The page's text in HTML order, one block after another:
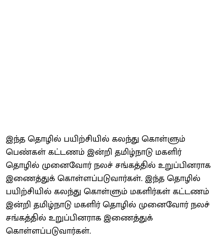
இந்த தொழில் பயிற்சியில் கலந்து கொள்ளும்
பெண்கள் கட்டணம் இன்றி தமிழ்நாடு மகளிர்
தொழில் முனைவோர் நலச் சங்கத்தில் உறுப்பினராக
இணைத்துக் கொள்ளப்படுவார்கள். இந்த தொழில்
பயிற்சியில் கலந்து கொள்ளும் மகளிர்கள் கட்டணம்
இன்றி தமிழ்நாடு மகளிர் தொழில் முனைவோர் நலச்
சங்கத்தில் உறுப்பினராக இணைத்துக்
கொள்ளப்படுவார்கள்.